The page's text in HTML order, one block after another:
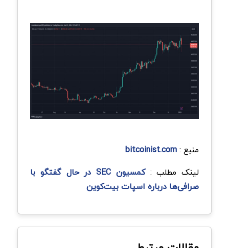
منبع :bitcoinist.com
لینک مطلب :
کمسیون SEC در حال گفتگو با
صرافی‌ها درباره اسپات بیت‌کوین